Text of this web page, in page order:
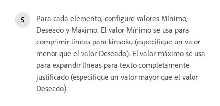
Para cada elemento, configure valores Mínimo,
Deseado y Máximo. El valor Mínimo se usa para
comprimir líneas para kinsoku (especifique un valor
menor que el valor Deseado). El valor máximo se usa
para expandir líneas para texto completamente
justificado (especifique un valor mayor que el valor
Deseado).